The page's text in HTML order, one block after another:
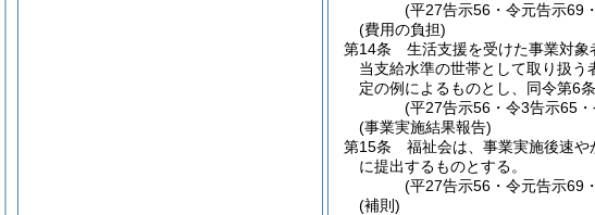
(平27告示56・令元告示69
(費用の負担)
第14条
生活支援を受けた事業対象
当支給水準の世帯として取り扱
定の例によるものとし、同令第6
(平27告示56・令3告示65
(事業実施結果報告)
第15条
福祉会は、事業実施後速
に提出するものとする。
(平27告示56・令元告示69
(補則)